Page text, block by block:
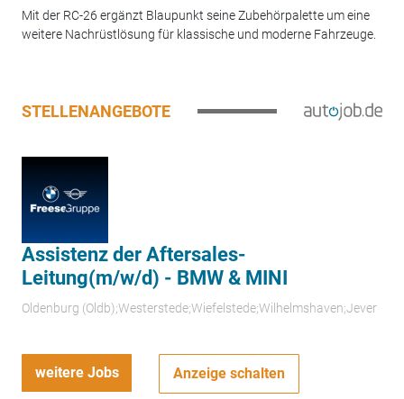
Mit der RC-26 ergänzt Blaupunkt seine Zubehörpalette um eine
weitere Nachrüstlösung für klassische und moderne Fahrzeuge.
STELLENANGEBOTE
Assistenz der Aftersales-
Leitung(m/w/d) - BMW & MINI
Oldenburg (Oldb);Westerstede;Wiefelstede;Wilhelmshaven;Jever
weitere Jobs Anzeige schalten